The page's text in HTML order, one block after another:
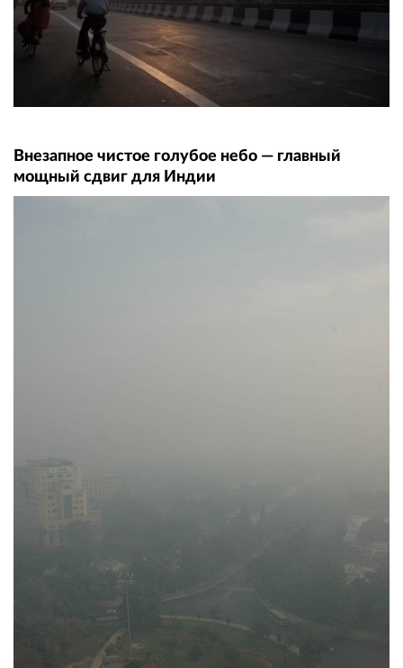
Внезапное чистое голубое небо — главный
мощный сдвиг для Индии